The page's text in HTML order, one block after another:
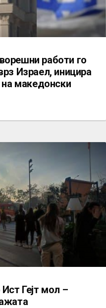
работи го
Израел, иницира
на македонски
Гејт мол –